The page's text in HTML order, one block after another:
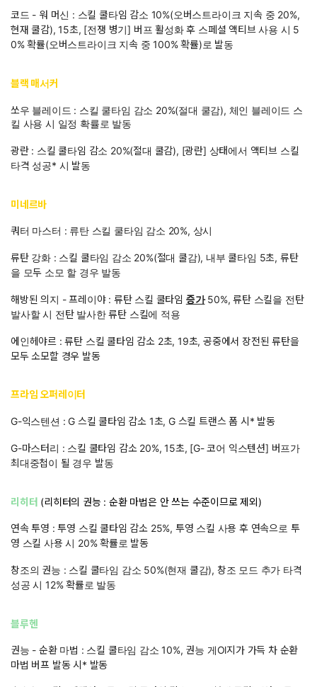
코드 - 워 머신 : 스킬 쿨타임 감소 10%(오버스트라이크 지속 중 20%,
현재 쿨감), 15초, [전쟁 병기] 버프 활성화 후 스페셜 액티브 사용 시 5
0% 확률(오버스트라이크 지속 중 100% 확률)로 발동
블랙 매서커
쏘우 블레이드 : 스킬 쿨타임 감소 20%(절대 쿨감), 체인 블레이드 스
킬 사용 시 일정 확률로 발동
광란 : 스킬 쿨타임 감소 20%(절대 쿨감), [광란] 상태에서 액티브 스킬
타격 성공* 시 발동
미네르바
쿼터 마스터 : 류탄 스킬 쿨타임 감소 20%, 상시
류탄 강화 : 스킬 쿨타임 감소 20%(절대 쿨감), 내부 쿨타임 5초, 류탄
을 모두 소모 할 경우 발동
해방된 의지 - 프레이야 : 류탄 스킬 쿨타임 증가50%, 류탄 스킬을 전탄
발사할 시 전탄 발사한 류탄 스킬에 적용
에인헤야르 : 류탄 스킬 쿨타임 감소 2초, 19초, 공중에서 장전된 류탄을
모두 소모할 경우 발동
프라임 오퍼레이터
G-익스텐션 : G 스킬 쿨타임 감소 1초, G 스킬 트랜스 폼 시* 발동
G-마스터리 : 스킬 쿨타임 감소 20%, 15초, [G- 코어 익스텐션] 버프가
최대중첩이 될 경우 발동
리히터 (리히터의 권능 : 순환 마법은 안 쓰는 수준이므로 제외)
연속 투영 : 투영 스킬 쿨타임 감소 25%, 투영 스킬 사용 후 연속으로 투
영 스킬 사용 시 20% 확률로 발동
창조의 권능 : 스킬 쿨타임 감소 50%(현재 쿨감), 창조 모드 추가 타격
성공 시 12% 확률로 발동
블루헨
권능 - 순환 마법 : 스킬 쿨타임 감소 10%, 권능 게Ol지가 가득 차 순환
마법 버프 발동 시* 발동